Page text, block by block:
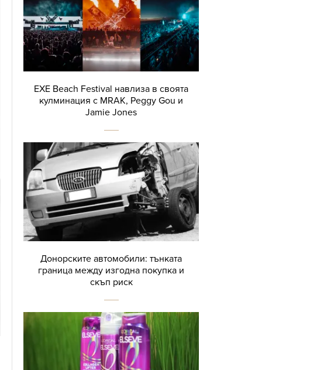
EXE Beach Festival навлиза в своята
кулминация с MRAK, Peggy Gou и
Jamie Jones
Донорските автомобили: тънката
граница между изгодна покупка и
скъп риск